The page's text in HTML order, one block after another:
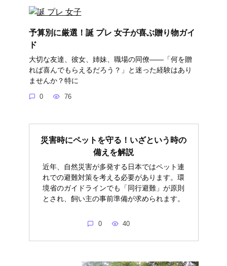
予算別に厳選！誕 プレ 女子が喜ぶ贈り物ガイ
ド
大切な友達、彼女、姉妹、職場の同僚――「何を贈
れば喜んでもらえるだろう？」と迷った経験はあり
ませんか？特に
0 76
災害時にペットを守る！いざという時の
備えを解説
近年、自然災害が多発する日本ではペット連
れでの避難対策を考える必要があります。環
境省のガイドラインでも「同行避難」が原則
とされ、飼い主の事前準備が求められます。
0 40